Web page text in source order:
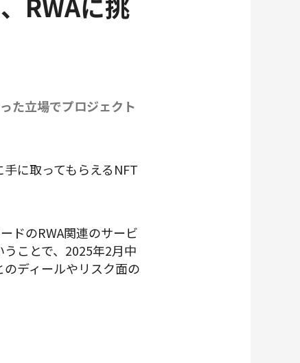
た立場でプロジェクト
に取ってもらえるNFT
ドのRWA関連のサービ
ことで、2025年2月中
ディールやリスク面の